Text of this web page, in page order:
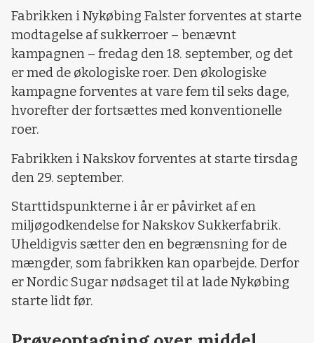
Fabrikken i Nykøbing Falster forventes at starte
modtagelse af sukkerroer – benævnt
kampagnen – fredag den 18. september, og det
er med de økologiske roer. Den økologiske
kampagne forventes at vare fem til seks dage,
hvorefter der fortsættes med konventionelle
roer.
Fabrikken i Nakskov forventes at starte tirsdag
den 29. september.
Starttidspunkterne i år er påvirket af en
miljøgodkendelse for Nakskov Sukkerfabrik.
Uheldigvis sætter den en begrænsning for de
mængder, som fabrikken kan oparbejde. Derfor
er Nordic Sugar nødsaget til at lade Nykøbing
starte lidt før.